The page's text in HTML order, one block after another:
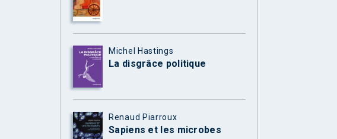
Michel Hastings
La disgrâce politique
Renaud Piarroux
Sapiens et les microbes